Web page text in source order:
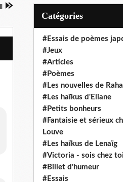
Catégories
#Essais de poèmes
#Jeux
#Articles
#Poèmes
#Les nouvelles de
#Les haïkus d'Eliane
#Petits bonheurs
#Fantaisie et sérieux
Louve
#Les haïkus de Lenaïg
#Victoria - sois chez
#Billet d'humeur
#Essais